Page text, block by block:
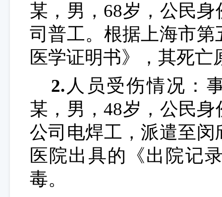
某，男，68岁，公民
司普工。根据上海市
医学证明书》，其死
2. 人员受伤情况：
某，男，48岁，公民
公司 电焊工，派遣至
医院出具的《出院记
毒。